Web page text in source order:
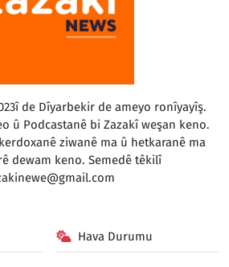
de Dîyarbekir de ameyo ronîyayîş.
û Podcastanê bi Zazakî weşan keno.
ziwanê ma û hetkaranê ma
dewam keno. Semedê têkilî
Hava Durumu